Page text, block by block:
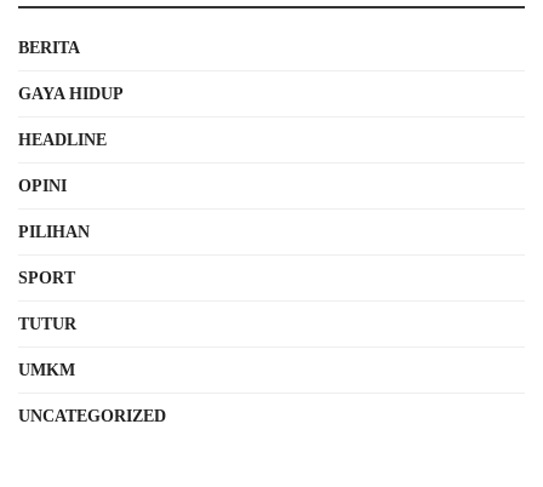
BERITA
GAYA HIDUP
HEADLINE
OPINI
PILIHAN
SPORT
TUTUR
UMKM
UNCATEGORIZED